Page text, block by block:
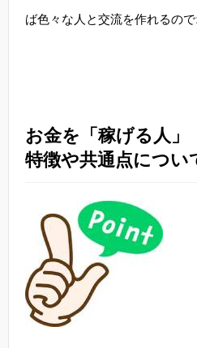
ば色々な人と交流を作れるので
お金を「稼げる人」
特徴や共通点につい